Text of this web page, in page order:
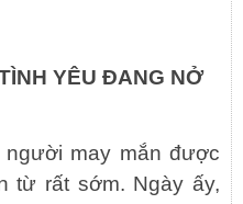
YÊU ĐANG NỞ
may mắn được
từ rất sớm. Ngày ấy,